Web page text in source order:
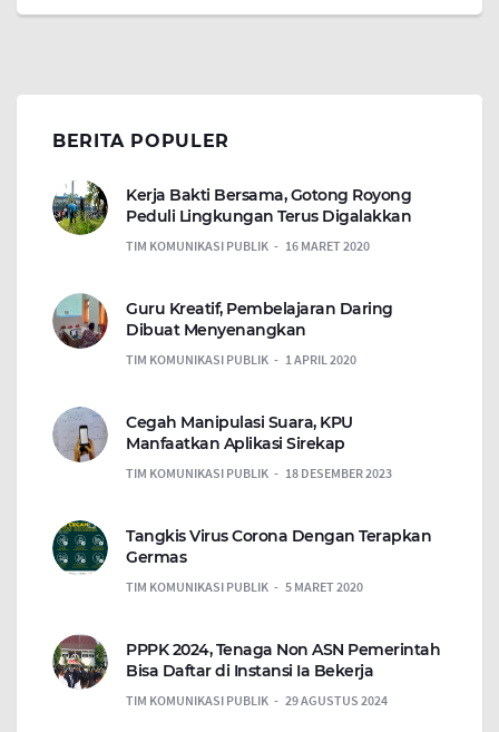
BERITA POPULER
Kerja Bakti Bersama, Gotong Royong
Peduli Lingkungan Terus Digalakkan
TIM KOMUNIKASI PUBLIK 16 MARET 2020
Guru Kreatif, Pembelajaran Daring
Dibuat Menyenangkan
TIM KOMUNIKASI PUBLIK 1 APRIL 2020
Cegah Manipulasi Suara, KPU
Manfaatkan Aplikasi Sirekap
TIM KOMUNIKASI PUBLIK 18 DESEMBER 2023
Tangkis Virus Corona Dengan Terapkan
Germas
TIM KOMUNIKASI PUBLIK 5 MARET 2020
PPPK 2024, Tenaga Non ASN Pemerintah
Bisa Daftar di Instansi Ia Bekerja
TIM KOMUNIKASI PUBLIK 29 AGUSTUS 2024